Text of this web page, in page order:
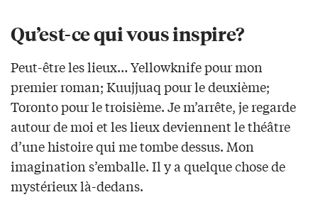
Qu’est-ce qui vous inspire?
Peut-être les lieux… Yellowknife pour mon
premier roman; Kuujjuaq pour le deuxième;
Toronto pour le troisième. Je m’arrête, je regarde
autour de moi et les lieux deviennent le théâtre
d’une histoire qui me tombe dessus. Mon
imagination s’emballe. Il y a quelque chose de
mystérieux là-dedans.